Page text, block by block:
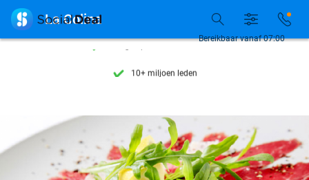
7 dagen per week beschikbaar
7 dagen per week beschikbaar
10+ miljoen leden
Bereikbaar vanaf 07:00
 La Colina